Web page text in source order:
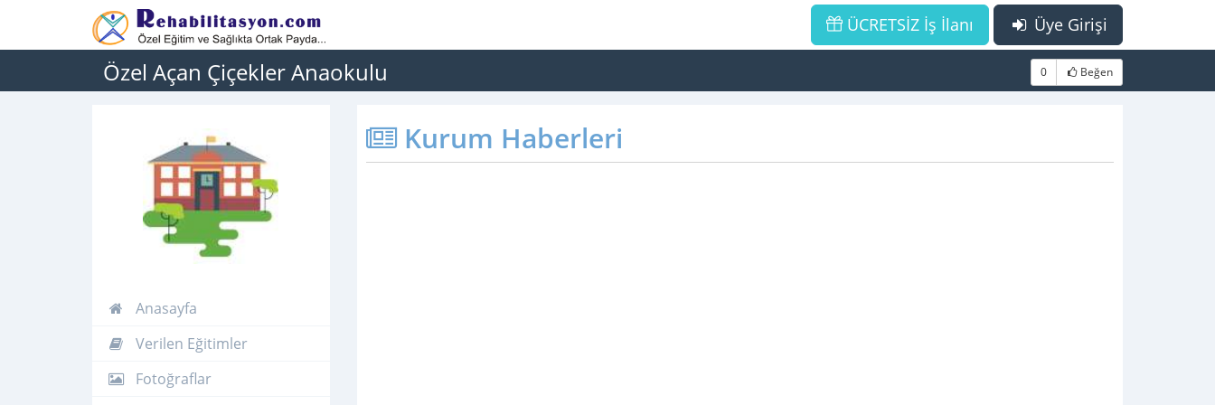
Üye Girişi
ÜCRETSİZ İş İlanı
Özel Açan Çiçekler Anaokulu 0 Beğen
Anasayfa
Verilen Eğitimler
Fotoğraflar
Kurum Haberleri